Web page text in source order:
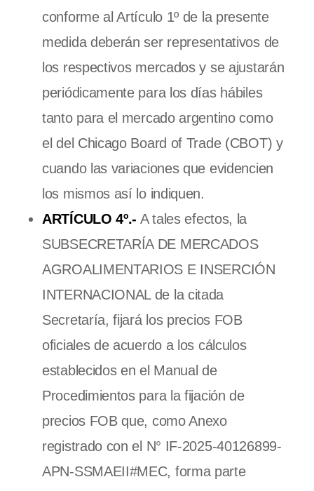
conforme al Artículo 1º de la presente
medida deberán ser representativos de
los respectivos mercados y se ajustarán
periódicamente para los días hábiles
tanto para el mercado argentino como
el del Chicago Board of Trade (CBOT) y
cuando las variaciones que evidencien
los mismos así lo indiquen.
ARTÍCULO 4º.- A tales efectos, la
SUBSECRETARÍA DE MERCADOS
AGROALIMENTARIOS E INSERCIÓN
INTERNACIONAL de la citada
Secretaría, fijará los precios FOB
oficiales de acuerdo a los cálculos
establecidos en el Manual de
Procedimientos para la fijación de
precios FOB que, como Anexo
registrado con el N° IF-2025-40126899-
APN-SSMAEII#MEC, forma parte